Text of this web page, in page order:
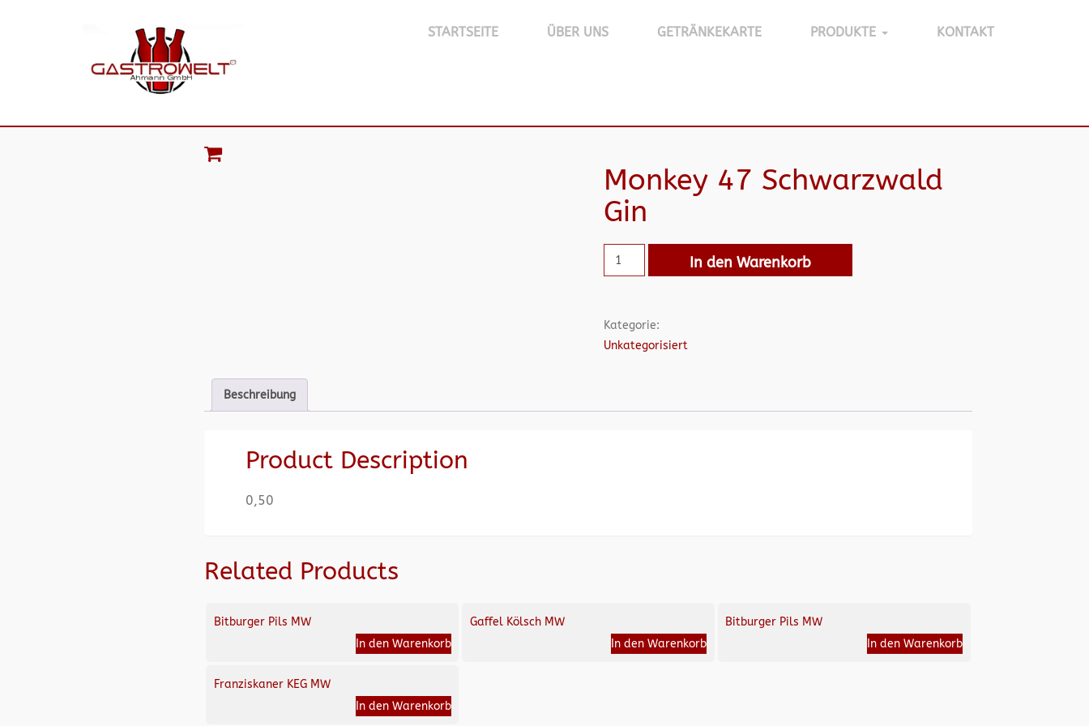
STARTSEITE ÜBER UNS GETRÄNKEKARTE PRODUKTE KONTAKT
Monkey 47 Schwarzwald
Gin
In den Warenkorb
Kategorie:
Unkategorisiert
Beschreibung
Product Description
0,50
Related Products
Bitburger Pils MW
In den Warenkorb
Gaffel Kölsch MW
In den Warenkorb
Bitburger Pils MW
In den Warenkorb
Franziskaner KEG MW
In den Warenkorb